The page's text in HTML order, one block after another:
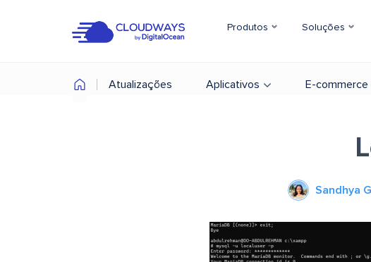
Produtos Soluções
Atualizações Aplicativos E-commerce
Sandhya